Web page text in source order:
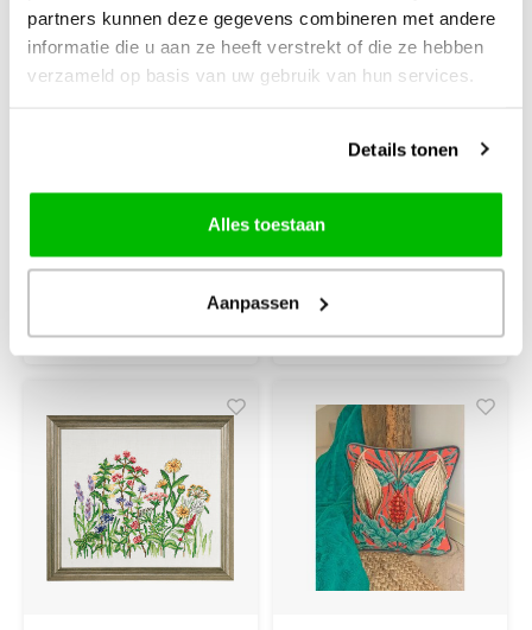
partners kunnen deze gegevens combineren met andere
informatie die u aan ze heeft verstrekt of die ze hebben
verzameld op basis van uw gebruik van hun services.
Details tonen
Alles toestaan
Aanpassen
Vervaco
Vervaco tafelkleed
borduurpakket
voorbedrukt
€47,15
+
Vervaco
Vervaco tafelloper
borduurpakket
0222584
voorbedrukt
€27,99